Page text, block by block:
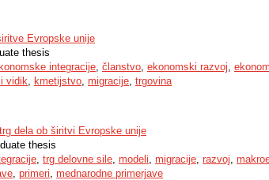
Evropske unije
thesis
integracije, članstvo, ekonomski razvoj,
vidik, kmetijstvo, migracije, trgovina
dela ob širitvi Evropske unije
thesis
, trg delovne sile, modeli, migracije, razvoj,
, primeri, mednarodne primerjave